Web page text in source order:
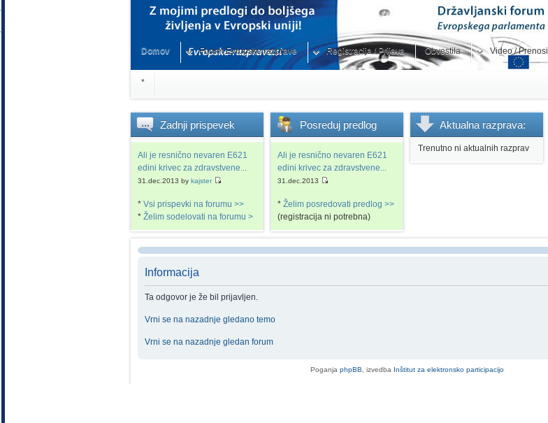
Domov Forum Evropske razprave Registracija / Prijava Obvestila Video / Prenosi
*
Zadnji prispevek
Ali je resnično nevaren E621
edini krivec za zdravstvene...
31.dec.2013 by kajster
* Vsi prispevki na forumu >>
* Želim sodelovati na forumu >
Posreduj predlog
Ali je resnično nevaren E621
edini krivec za zdravstvene...
31.dec.2013
* Želim posredovati predlog >>
(registracija ni potrebna)
Aktualnarazprava:
Trenutno ni aktualnih razprav
Informacija
Ta odgovor je že bil prijavljen.
Vrni se na nazadnje gledano temo
Vrni se na nazadnje gledan forum
Poganja phpBB , izvedba Inštitut za elektronsko participacijo